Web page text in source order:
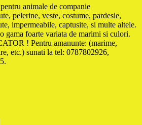
animale de companie
pelerine, veste, costume, pardesie,
impermeabile, captusite, si multe altele.
gama foarte variata de marimi si culori.
! Pentru amanunte: (marime,
etc.) sunati la tel: 0787802926,